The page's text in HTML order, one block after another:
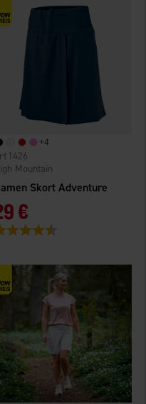
+4
Skort Adventure
Mountain
1426
€